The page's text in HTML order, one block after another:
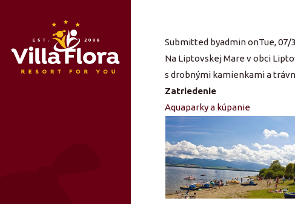
Submitted byadminonTue, 07/
Na Liptovskej Mare v obci
s drobnými kamienkami a
Zatriedenie
Aquaparky a kúpanie